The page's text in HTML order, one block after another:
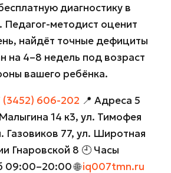
диагностику в
методист оценит
найдёт точные дефициты
на 4–8 недель под возраст
вашего ребёнка.
(3452) 606-202 📍 Адреса 5
14 к3, ул. Тимофея
Газовиков 77, ул. Широтная
Гнаровской 8 🕘 Часы
09:00–20:00 🌐iq007tmn.ru